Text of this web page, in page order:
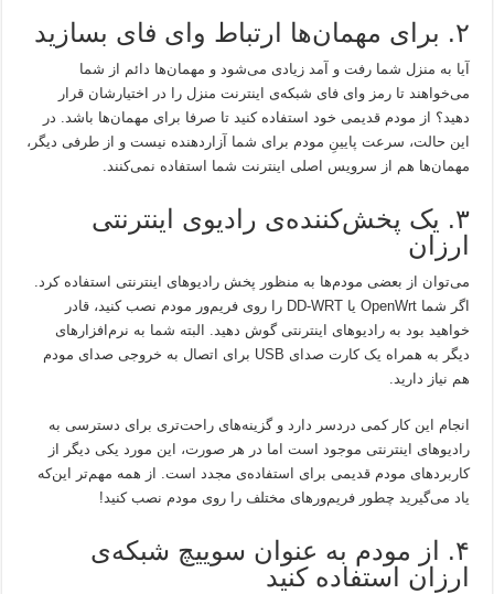
۲. برای مهمان‌ها ارتباط وای فای بسازید
آیا به منزل شما رفت و آمد زیادی می‌شود و مهمان‌ها دائم از شما
می‌خواهند تا رمز وای فای شبکه‌ی اینترنت منزل را در اختیارشان قرار
دهید؟ از مودم قدیمی خود استفاده کنید تا صرفا برای مهمان‌ها باشد. در
این حالت، سرعت پایینِ مودم برای شما آزاردهنده نیست و از طرفی دیگر،
مهمان‌ها هم از سرویس اصلی اینترنت شما استفاده نمی‌کنند.
۳. یک پخش‌کننده‌ی رادیوی اینترنتی
ارزان
می‌توان از بعضی مودم‌ها به منظور پخش رادیوهای اینترنتی استفاده کرد.
اگر شما OpenWrt یا DD-WRT را روی فریم‌ور مودم نصب کنید، قادر
خواهید بود به رادیوهای اینترنتی گوش دهید. البته شما به نرم‌افزارهای
دیگر به همراه یک کارت صدای USB برای اتصال به خروجی صدای مودم
هم نیاز دارید.
انجام این کار کمی دردسر دارد و گزینه‌های راحت‌تری برای دسترسی به
رادیوهای اینترنتی موجود است اما در هر صورت، این مورد یکی دیگر از
کاربردهای مودم قدیمی برای استفاده‌ی مجدد است. از همه مهم‌تر این‌که
یاد می‌گیرید چطور فریم‌ورهای مختلف را روی مودم نصب کنید!
۴. از مودم به عنوان سوییچ شبکه‌ی
ارزان استفاده کنید